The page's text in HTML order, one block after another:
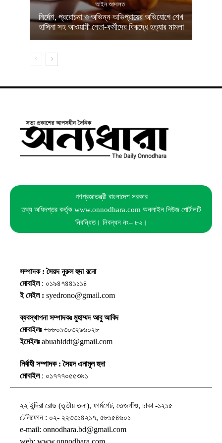
আইন আদালত
নির্দেশ, প্ররোচনা ও অভিন্ন অভিপ্রায়ের অভিযোগে শেখ
হাসিনা সহ আওয়ামী নেতা-কর্মীদের বিরূদ্ধে হত্যার মামলা
গণপ্রজাতন্ত্রী বাংলাদেশ সরকার
তথ্য অধিদপ্তর কর্তৃক www.onnodhara.com অনলাইন নিউজ পোর্টালটি
নিবন্ধিত। নিবন্ধন নং– ৮২।
সম্পাদক : সৈয়দ নুরুল হুদা রনো
মোবাইল: ০১৯৪৭৪৪১১১৪
ই মেইল : syedrono@gmail.com
ব্যবস্থাপনা সম্পাদকঃ মুহাম্মদ আবু আবিদ
মোবাইলঃ+৮৮০১৩০৩২৯৬০২৮
ইমেইলঃabuabiddt@gmail.com
নির্বাহী সম্পাদক : সৈয়দ এনামুল হুদা
মোবাইল: ০১৭৭৭০৫৫৩৯১
২২ ইন্দিরা রোড (তৃতীয় তলা), ফার্মগেট, তেজগাঁও, ঢাকা -১২১৫
টেলিফোন : ০২- ২২৩৩১৪২১৭, ৫৮১৫৪৬০১
e-mail: onnodhara.bd@gmail.com